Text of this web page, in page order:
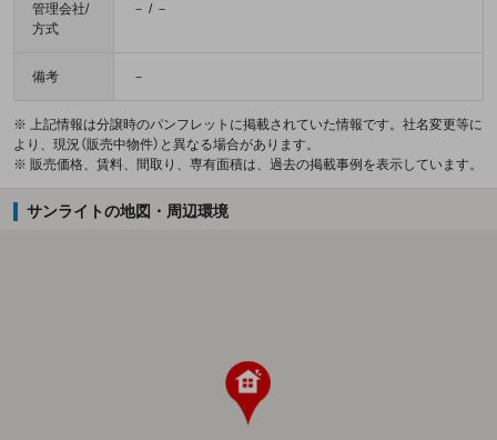
管理会社/
方式
－ / －
備考 －
※ 上記情報は分譲時のパンフレットに掲載されていた情報です。社名変更等に
より、現況（販売中物件）と異なる場合があります。
※ 販売価格、賃料、間取り、専有面積は、過去の掲載事例を表示しています。
サンライトの地図・周辺環境